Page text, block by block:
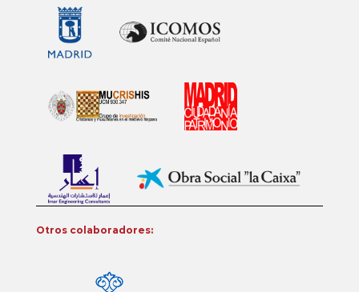
Otros colaboradores: